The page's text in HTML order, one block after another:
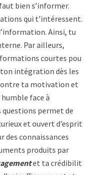
bien s’informer.
qui t’intéressent.
Ainsi, tu
Par ailleurs,
courtes pour
intégration dès les
ta motivation et
face à
questions permet de
et ouvert d’esprit.
des connaissances
produits par
et ta crédibilité.